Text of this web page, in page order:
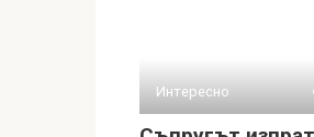
Интересно